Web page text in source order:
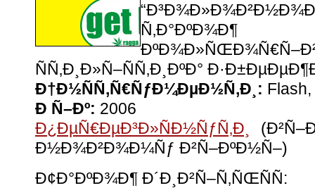
Ñ‚Ð°ÐºÐ¾Ð¶
ÑÑ‚Ð¸Ð»Ñ–ÑÑ‚Ð¸ÐºÐ°
Ð†Ð½ÑÑ‚Ñ€ÑƒÐ¼ÐµÐ½Ñ‚Ð¸:
Ð Ñ–Ðº: 2006
Ð¿ÐµÑ€ÐµÐ³Ð»ÑÐ½ÑƒÑ‚Ð¸
Ð½Ð¾Ð²Ð¾Ð¼Ñƒ Ð²Ñ–ÐºÐ½Ñ–)
Ð¢Ð°ÐºÐ¾Ð¶ Ð´Ð¸Ð²Ñ–Ñ‚ÑŒÑÑ: